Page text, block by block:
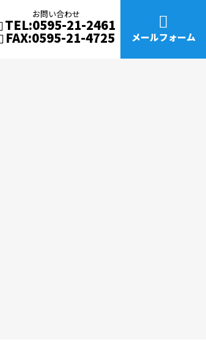
お問い合わせ
TEL:0595-21-2461
FAX:0595-21-4725 メールフォーム